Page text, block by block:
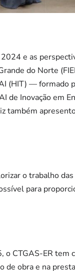
e as
do Norte
(HIT) — formado
de Inovação em
também
o trabalho
para
o CTGAS-ER
de obra e na